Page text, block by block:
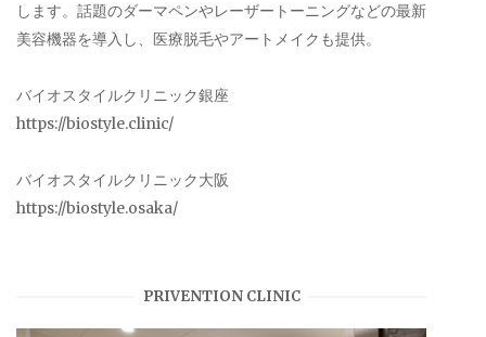
します。話題のダーマペンやレーザートーニングなどの最新
美容機器を導入し、医療脱毛やアートメイクも提供。
バイオスタイルクリニック銀座
https://biostyle.clinic/
バイオスタイルクリニック大阪
https://biostyle.osaka/
PRIVENTION CLINIC